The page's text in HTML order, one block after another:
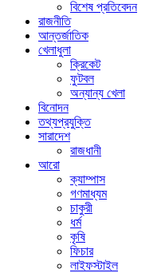
বিশেষ প্রতিবেদন
রাজনীতি
আন্তর্জাতিক
খেলাধুলা
ক্রিকেট
ফুটবল
অন্যান্য খেলা
বিনোদন
তথ্যপ্রযুক্তি
সারাদেশ
রাজধানী
আরো
ক্যাম্পাস
গণমাধ্যম
চাকুরী
ধর্ম
কৃষি
ফিচার
লাইফস্টাইল